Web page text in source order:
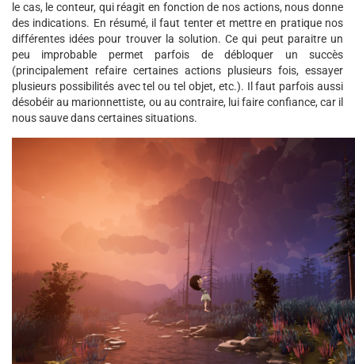
le cas, le conteur, qui réagit en fonction de nos actions, nous donne
des indications. En résumé, il faut tenter et mettre en pratique nos
différentes idées pour trouver la solution. Ce qui peut paraitre un
peu improbable permet parfois de débloquer un succès
(principalement refaire certaines actions plusieurs fois, essayer
plusieurs possibilités avec tel ou tel objet, etc.). Il faut parfois aussi
désobéir au marionnettiste, ou au contraire, lui faire confiance, car il
nous sauve dans certaines situations.